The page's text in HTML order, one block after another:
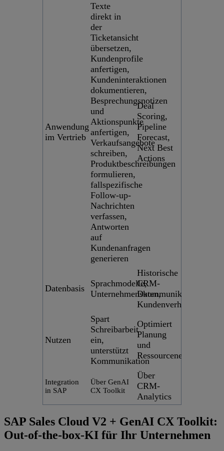
Anwendung
im Vertrieb
Texte
direkt in
der
Ticketansicht
übersetzen,
Kundenprofile
anfertigen,
Kundeninteraktionen
dokumentieren,
Besprechungsnotizen
und
Aktionspunkte
anfertigen,
Verkaufsangebote
schreiben,
Produktbeschreibungen
formulieren,
fallspezifische
Follow-up-
Nachrichten
verfassen,
Antworten
auf
Kundenanfragen
generieren
Deal
Scoring,
Pipeline
Forecast,
Next Best
Actions
Datenbasis
Sprachmodelle,
Unternehmenskommunikation
Historische
CRM-
Daten,
Kundenverhalten
Nutzen
Spart
Schreibarbeit
ein,
unterstützt
Kommunikation
Optimiert
Planung
und
Ressourceneinsatz
Integration
in SAP
Über GenAI
CX Toolkit
Über
CRM-
Analytics
SAP Sales Cloud V2 + GenAI CX Toolkit:
Out-of-the-box-KI für Ihr Unternehmen